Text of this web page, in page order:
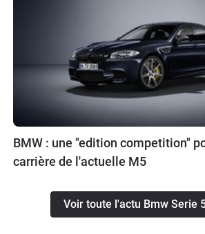
BMW : une "edition competition"
carrière de l'actuelle M5
Voir toute l'actu Bmw Serie